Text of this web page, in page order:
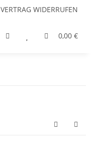
VERTRAG WIDERRUFEN
0,00 €
Küchenschubladen,